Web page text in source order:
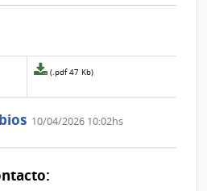
Archivo
de
aclaración
0
(.pdf 47 Kb)
10/04/2026 10:02hs